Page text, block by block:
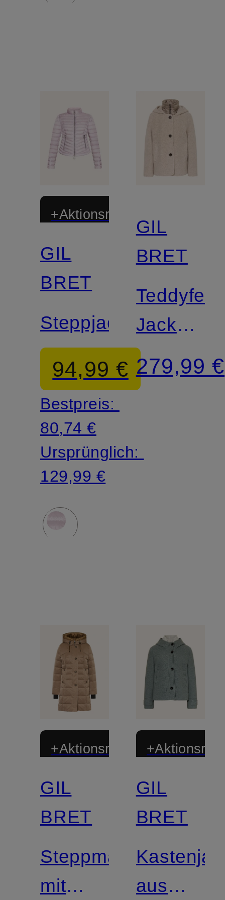
+Aktionsrabatt
GIL
BRET
Steppjacke
94,99 €
Bestpreis:
80,74 €
Ursprünglich:
129,99 €
GIL
BRET
Teddyfell-
Jacke
mit
279,99 €
+Aktionsrabatt
GIL
BRET
Steppmantel
mit
GIL
BRET
aus